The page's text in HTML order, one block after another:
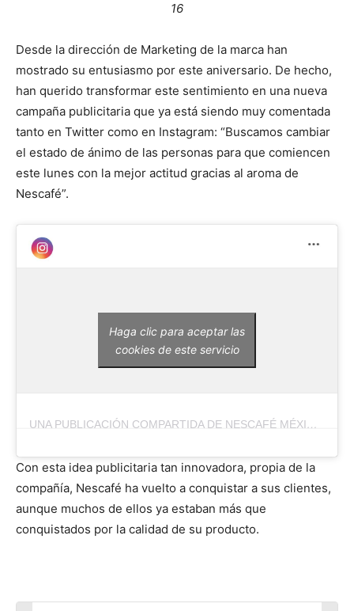
16
Desde la dirección de Marketing de la marca han
mostrado su entusiasmo por este aniversario. De hecho,
han querido transformar este sentimiento en una nueva
campaña publicitaria que ya está siendo muy comentada
tanto en Twitter como en Instagram: “Buscamos cambiar
el estado de ánimo de las personas para que comiencen
este lunes con la mejor actitud gracias al aroma de
Nescafé”.
UNA PUBLICACIÓN COMPARTIDA DE NESCAFÉ MÉXICO (@NESCAFEMEX)
Haga clic para aceptar las
cookies de este servicio
Con esta idea publicitaria tan innovadora, propia de la
compañía, Nescafé ha vuelto a conquistar a sus clientes,
aunque muchos de ellos ya estaban más que
conquistados por la calidad de su producto.